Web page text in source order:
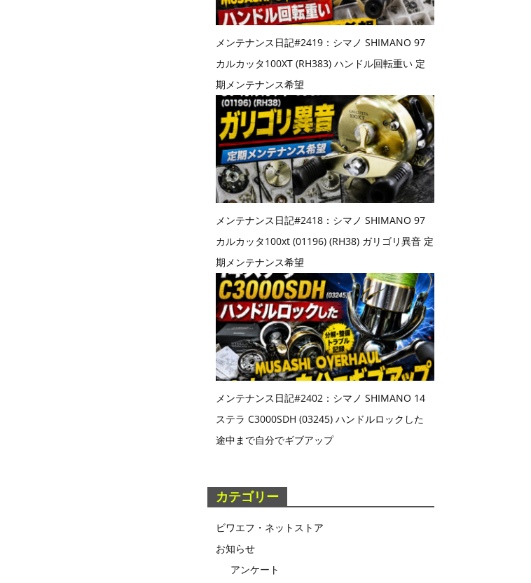
メンテナンス日記#2419：シマノ SHIMANO 97
カルカッタ100XT (RH383) ハンドル回転重い 定
期メンテナンス希望
メンテナンス日記#2418：シマノ SHIMANO 97
カルカッタ100xt (01196) (RH38) ガリゴリ異音 定
期メンテナンス希望
メンテナンス日記#2402：シマノ SHIMANO 14
ステラ C3000SDH (03245) ハンドルロックした
途中まで自分でギブアップ
カテゴリー
ビワエフ・ネットストア
お知らせ
アンケート